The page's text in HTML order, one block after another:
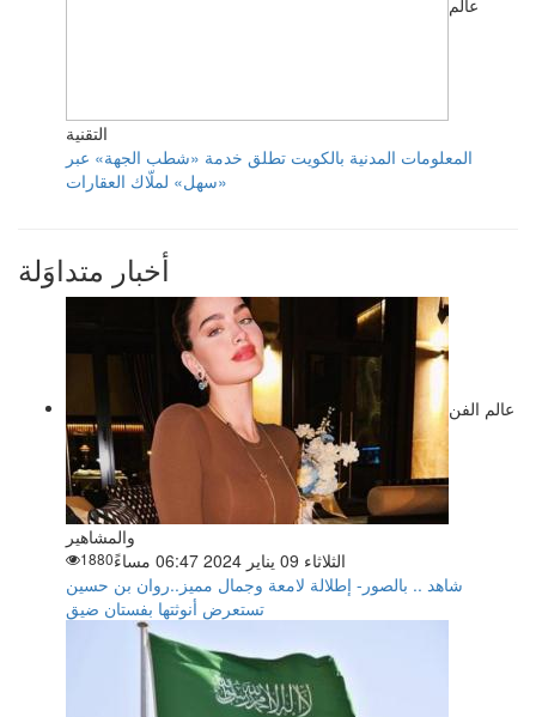
التقنية
المعلومات المدنية بالكويت تطلق خدمة «شطب الجهة» عبر
«سهل» لملّاك العقارات
أخبار متداوَلة
عالم الفن
والمشاهير
الثلاثاء 09 يناير 2024 06:47 مساءً
1880
شاهد .. بالصور- إطلالة لامعة وجمال مميز..روان بن حسين
تستعرض أنوثتها بفستان ضيق